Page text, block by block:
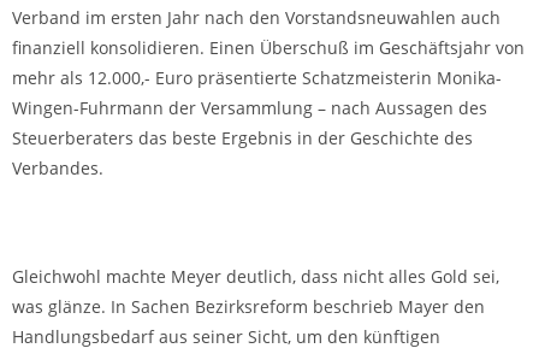
Verband im ersten Jahr nach den Vorstandsneuwahlen auch
finanziell konsolidieren. Einen Überschuß im Geschäftsjahr von
mehr als 12.000,- Euro präsentierte Schatzmeisterin Monika-
Wingen-Fuhrmann der Versammlung – nach Aussagen des
Steuerberaters das beste Ergebnis in der Geschichte des
Verbandes.
Gleichwohl machte Meyer deutlich, dass nicht alles Gold sei,
was glänze. In Sachen Bezirksreform beschrieb Mayer den
Handlungsbedarf aus seiner Sicht, um den künftigen